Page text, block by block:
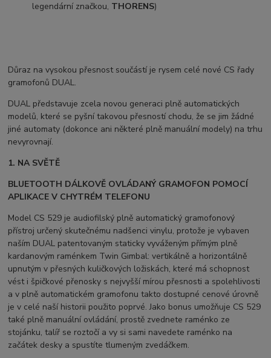
legendární značkou, THORENS)
Důraz na vysokou přesnost součástí je rysem celé nové CS řady
gramofonů DUAL.
DUAL představuje zcela novou generaci plně automatických
modelů, které se pyšní takovou přesností chodu, že se jim žádné
jiné automaty (dokonce ani některé plně manuální modely) na trhu
nevyrovnají.
1. NA SVĚTĚ
BLUETOOTH DÁLKOVĚ OVLÁDANÝ GRAMOFON POMOCÍ
APLIKACE V CHYTRÉM TELEFONU
Model CS 529 je audiofilský plně automatický gramofonový
přístroj určený skutečnému nadšenci vinylu, protože je vybaven
naším DUAL patentovaným staticky vyváženým přímým plně
kardanovým raménkem Twin Gimbal: vertikálně a horizontálně
upnutým v přesných kuličkových ložiskách, které má schopnost
vést i špičkové přenosky s nejvyšší mírou přesnosti a spolehlivosti
a v plně automatickém gramofonu takto dostupné cenové úrovně
je v celé naší historii použito poprvé. Jako bonus umožňuje CS 529
také plně manuální ovládání, prostě zvednete raménko ze
stojánku, talíř se roztočí a vy si sami navedete raménko na
začátek desky a spustíte tlumeným zvedáčkem.